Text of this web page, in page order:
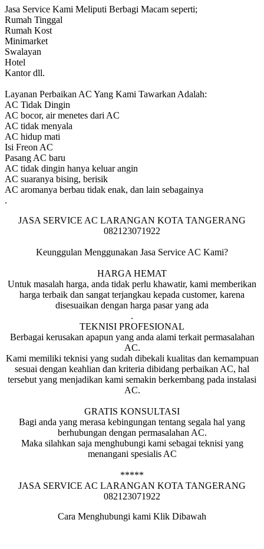
Jasa Service Kami Meliputi Berbagi Macam seperti;
Rumah Tinggal
Rumah Kost
Minimarket
Swalayan
Hotel
Kantor dll.
Layanan Perbaikan AC Yang Kami Tawarkan Adalah:
AC Tidak Dingin
AC bocor, air menetes dari AC
AC tidak menyala
AC hidup mati
Isi Freon AC
Pasang AC baru
AC tidak dingin hanya keluar angin
AC suaranya bising, berisik
AC aromanya berbau tidak enak, dan lain sebagainya
.
JASA SERVICE AC LARANGAN KOTA TANGERANG
082123071922
Keunggulan Menggunakan Jasa Service AC Kami?
HARGA HEMAT
Untuk masalah harga, anda tidak perlu khawatir, kami memberikan
harga terbaik dan sangat terjangkau kepada customer, karena
disesuaikan dengan harga pasar yang ada
.
TEKNISI PROFESIONAL
Berbagai kerusakan apapun yang anda alami terkait permasalahan
AC.
Kami memiliki teknisi yang sudah dibekali kualitas dan kemampuan
sesuai dengan keahlian dan kriteria dibidang perbaikan AC, hal
tersebut yang menjadikan kami semakin berkembang pada instalasi
AC.
GRATIS KONSULTASI
Bagi anda yang merasa kebingungan tentang segala hal yang
berhubungan dengan permasalahan AC.
Maka silahkan saja menghubungi kami sebagai teknisi yang
menangani spesialis AC
*****
JASA SERVICE AC LARANGAN KOTA TANGERANG
082123071922
Cara Menghubungi kami Klik Dibawah